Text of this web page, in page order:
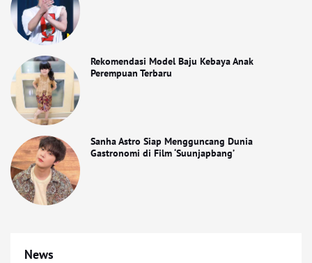
Rekomendasi Model Baju Kebaya Anak
Perempuan Terbaru
Sanha Astro Siap Mengguncang Dunia
Gastronomi di Film ‘Suunjapbang’
News